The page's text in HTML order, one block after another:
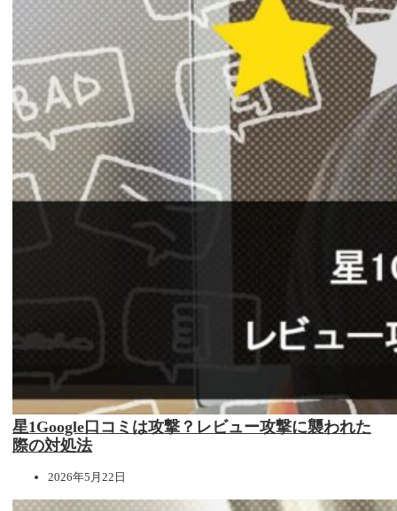
星1Google口コミは攻撃？レビュー攻撃に襲われた
際の対処法
2026年5月22日